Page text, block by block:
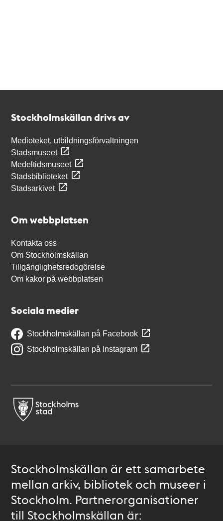
Stockholmskällan drivs av
Medioteket, utbildningsförvaltningen
Stadsmuseet
Medeltidsmuseet
Stadsbiblioteket
Stadsarkivet
Om webbplatsen
Kontakta oss
Om Stockholmskällan
Tillgänglighetsredogörelse
Om kakor på webbplatsen
Sociala medier
Stockholmskällan på Facebook
Stockholmskällan på Instagram
Stockholmskällan är ett samarbete
mellan arkiv, bibliotek och museer i
Stockholm. Partnerorganisationer
till Stockholmskällan är: